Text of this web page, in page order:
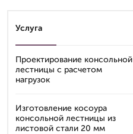
Услуга
Проектирование консольной
лестницы с расчетом
нагрузок
Изготовление косоура
консольной лестницы из
листовой стали 20 мм